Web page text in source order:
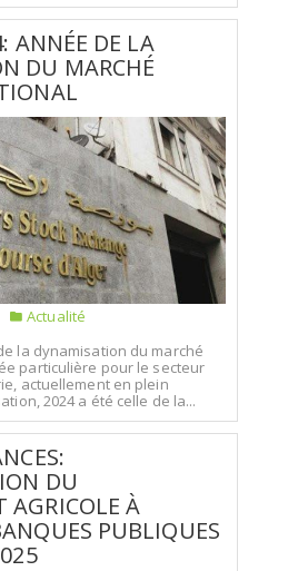
ANNÉE DE LA
DU MARCHÉ
Actualité
la dynamisation du marché
particulière pour le secteur
actuellement en plein
2024 a été celle de la...
DU
AGRICOLE À
PUBLIQUES